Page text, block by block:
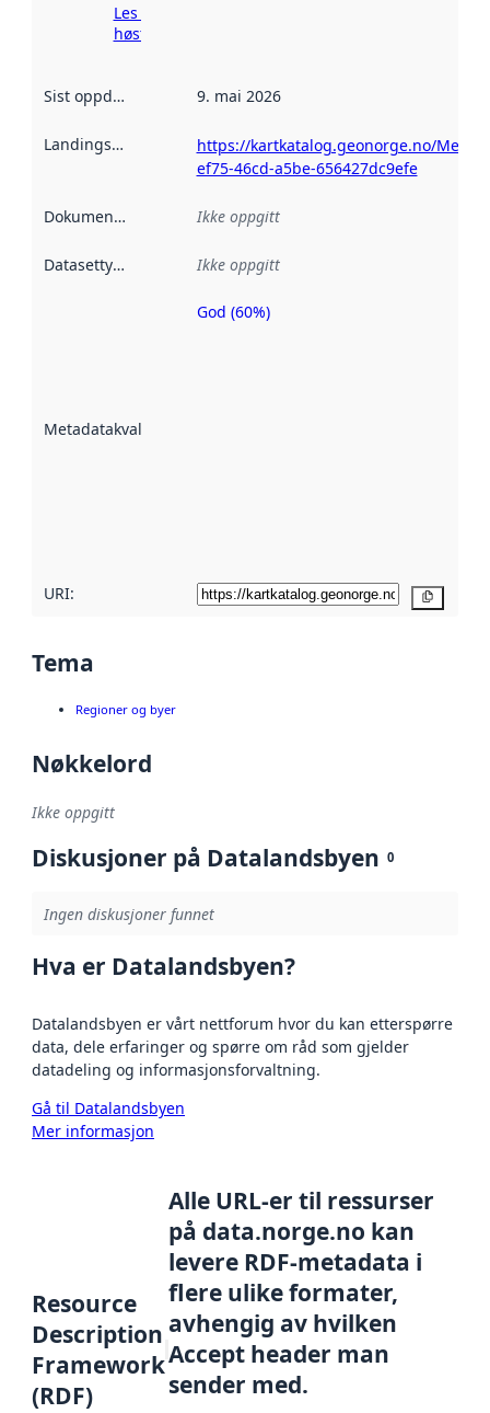
Les mer om
høsting her
Sist oppdatert 9. mai 2026
Landingsside
https://kartkatalog.geonorge.no/
ef75-46cd-a5be-656427dc9efe
Dokumentasjon Ikke oppgitt
Datasettype Ikke oppgitt
Metadatakvalitet
Metadatakvalitet
God (60%)
URI:
Tema
Regioner og byer
Nøkkelord
Ikke oppgitt
Diskusjoner på Datalandsbyen 0
Ingen diskusjoner funnet
Hva er Datalandsbyen?
Datalandsbyen er vårt nettforum hvor du kan etterspørre
data, dele erfaringer og spørre om råd som gjelder
datadeling og informasjonsforvaltning.
Gå til Datalandsbyen
Mer informasjon
Resource
Description
Framework
(RDF)
Alle URL-er til ressurser
på data.norge.no kan
levere RDF-metadata i
flere ulike formater,
avhengig av hvilken
Accept header man
sender med.